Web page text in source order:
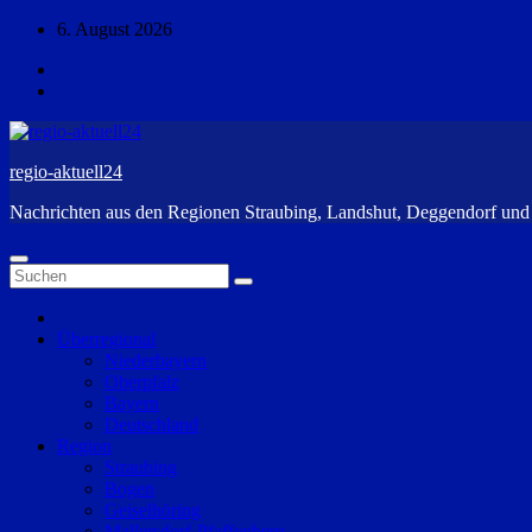
Zum
springen
6. August 2026
regio-aktuell24
Nachrichten aus den Regionen Straubing, Landshut, Deggendorf
Überregional
Niederbayern
Oberpfalz
Bayern
Deutschland
Region
Straubing
Bogen
Geiselhöring